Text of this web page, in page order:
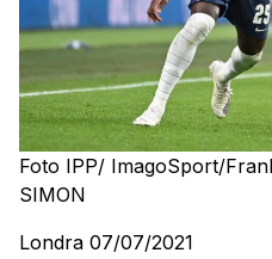
Foto IPP/ ImagoSport/
SIMON
Londra 07/07/2021